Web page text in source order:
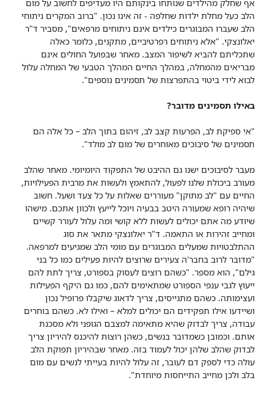
אף שחלק מהילדים שנותחו בינקותם היו מעדיפים לחשוב על מום
הלב כעל מחלת ילדות שחלפה - זה אינו נכון. "ברוב המקרים ניתוחי
הלב שעברו המבוגרים כילדים אינם ניתוחים מרפאים", מסביר ד"ר
יאלונצקי. "אלא ניתוחים רפרטיביים, מתקנים, כלומר כאלה
שתכליתם להביא לשיפור המצב. מאחר שבפועל החולים אינם
מבריאים מהמחלה, במהלך החיים המהלך הטבעי של המחלה עלול
לבוא לידי ביטוי בהתפרצות של תסמינים נוספים".
באילו תסמינים מדובר?
"אי ספיקת לב, הפרעות קצב לב, זיהום בתוך הלב – כל אלה הם
תסמינים של סיבוכים מאוחרים של מום לב מולד".
מעבר לסיבוכים ישנו גם ההיבט של התפקוד היומיומי. מאחר שהלב
מעורב ביכולת שלנו לפעול, להתאמץ ולעשות את מרבית הפעילויות,
החיים עם "לב מתוקן" מעוררים שאלות על כל צעד ושעל. חשוב
שיהיה רופא שמעורה היטב בבעיה ויוכל לייעץ ולכוון אתכם. מישהו
שיודע מה אתם יכולים לעשות ללא קושי ומה עלול לעורר קשיים
ומחייב זהירות או התאמה. ד"ר יאלונצקי מתאר את סוג
ההתלבטויות שמעלים המבוגרים עם מומי הלב שמגיעים למרפאה.
"מדובר לרוב בחבר'ה צעירים שרוצים להיות פעילים כמו כל בני
גילם", הוא מספר. "כשהם רוצים לעסוק בספורט, צריך לתת להם
ייעוץ לגבי ענפי הספורט שמתאימים להם, כמו גם היקף הפעילות
ועצימותה. כשהם מתגייסים, צריך לדאוג שיקבלו פרופיל נכון
ושיידעו אילו תפקידים הם יכולים למלא – ואילו לא. כשהם בוחרים
עבודה, צריך לבדוק שהיא מתאימה למצבם הגופני ולא מסכנת
אותם. וכמובן כשמדובר בנשים, כשהן רוצות להיכנס להיריון צריך
לבדוק שהלב שלהן יכול לעמוד בזה. מאחר שבהיריון תפוקת הלב
עולה כדי לספק דם לעובר, זה עלול להיות בעייתי לנשים עם מום
בלב ולכן מחייב התייחסות מיוחדת".